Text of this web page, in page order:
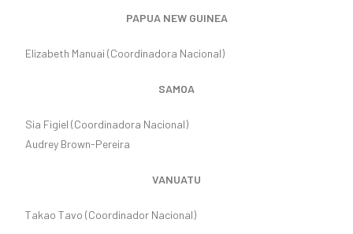
PAPUA NEW GUINEA
Elizabeth Manuai (Coordinadora Nacional)
SAMOA
Sia Figiel (Coordinadora Nacional)
Audrey Brown-Pereira
VANUATU
Takao Tavo (Coordinador Nacional)